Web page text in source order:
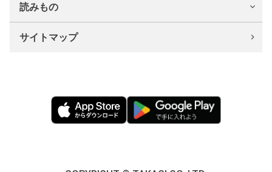
読みもの
サイトマップ